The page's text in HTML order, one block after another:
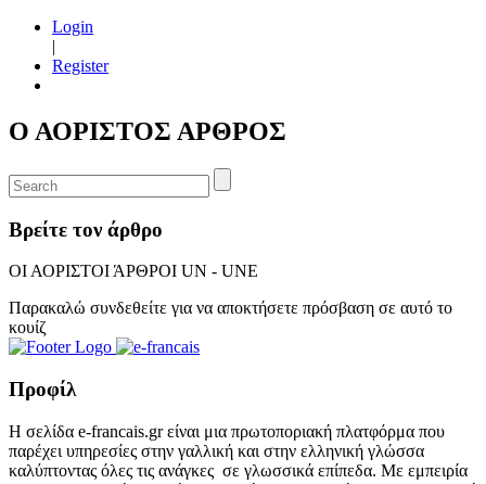
Login
|
Register
Ο ΑΟΡΙΣΤΟΣ ΑΡΘΡΟΣ
Βρείτε τον άρθρο
ΟΙ ΑΟΡΙΣΤΟΙ ΆΡΘΡΟΙ UN - UNE
Παρακαλώ συνδεθείτε για να αποκτήσετε πρόσβαση σε αυτό το
κουίζ
Προφίλ
Η σελίδα e-francais.gr είναι μια πρωτοποριακή πλατφόρμα που
παρέχει υπηρεσίες στην γαλλική και στην ελληνική γλώσσα
καλύπτοντας όλες τις ανάγκες σε γλωσσικά επίπεδα. Με εμπειρία